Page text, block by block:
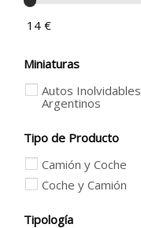
14 €
Miniaturas
Autos Inolvidables
Argentinos
Tipo de Producto
Camión y Coche
Coche y Camión
Tipología